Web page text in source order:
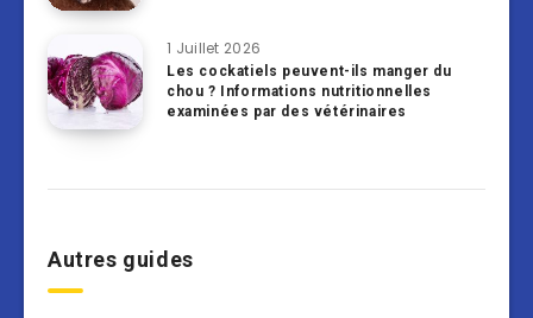
1 Juillet 2026
Les cockatiels peuvent-ils manger du
chou ? Informations nutritionnelles
examinées par des vétérinaires
Autres guides